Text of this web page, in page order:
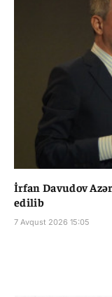
İrfan Davudov
edilib
7 Avqust 2026 15:05